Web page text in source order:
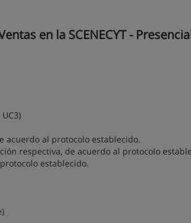
en la SCENECYT -
acuerdo al protocolo establecido.
respectiva, de acuerdo al protocolo
establecido.